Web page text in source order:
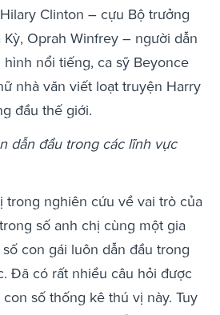
Clinton – cựu Bộ trưởng
Oprah Winfrey – người dẫn
nổi tiếng, ca sỹ Beyonce
nhà văn viết loạt truyện Harry
đầu thế giới.
dẫn đầu trong các lĩnh vực
nghiên cứu về vai trò của
số anh chị cùng một gia
con gái luôn dẫn đầu trong
Đã có rất nhiều câu hỏi được
số thống kê thú vị này. Tuy